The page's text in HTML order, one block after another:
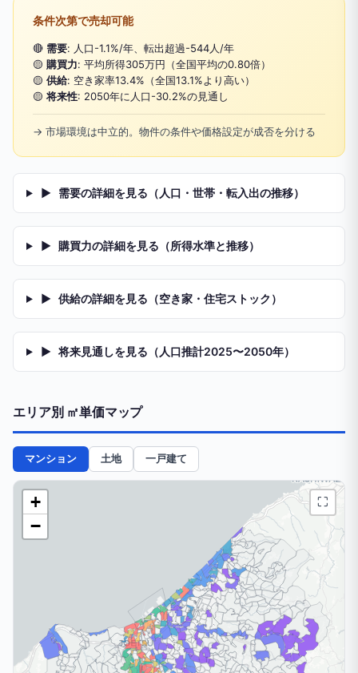
条件次第で売却可能
🔴 需要: 人口-1.1%/年、転出超過-544人/年
🟡 購買力: 平均所得305万円（全国平均の0.80倍）
🟡 供給: 空き家率13.4%（全国13.1%より高い）
🟡 将来性: 2050年に人口-30.2%の見通し
→ 市場環境は中立的。物件の条件や価格設定が成否を分ける
▶ 需要の詳細を見る（人口・世帯・転入出の推移）
▶ 購買力の詳細を見る（所得水準と推移）
▶ 供給の詳細を見る（空き家・住宅ストック）
▶ 将来見通しを見る（人口推計2025〜2050年）
エリア別 ㎡単価マップ
マンション 土地 一戸建て
+
−
⛶